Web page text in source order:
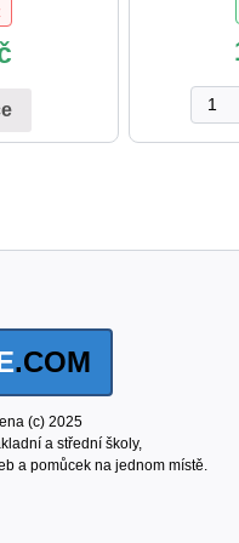
Shody
a
.COM
(c) 2025
a střední školy,
a pomůcek na jednom místě.